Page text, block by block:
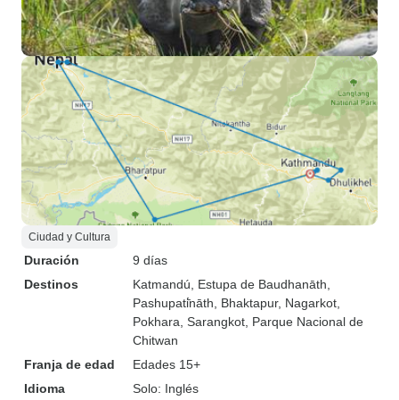
Ciudad y Cultura
Duración
9 días
Destinos
Katmandú , Estupa de Baudhanāth
Pashupati̇̄nāth , Bhaktapur, Nagarkot
Pokhara , Sarangkot , Parque Nacional de
Chitwan
Franja de edad
Edades 15+
Idioma
Solo: Inglés